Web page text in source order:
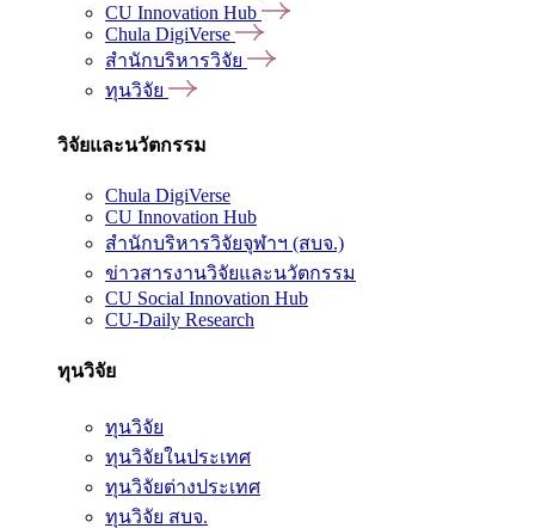
CU Innovation Hub
Chula DigiVerse
สำนักบริหารวิจัย
ทุนวิจัย
วิจัยและนวัตกรรม
Chula DigiVerse
CU Innovation Hub
สำนักบริหารวิจัยจุฬาฯ (สบจ.)
ข่าวสารงานวิจัยและนวัตกรรม
CU Social Innovation Hub
CU-Daily Research
ทุนวิจัย
ทุนวิจัย
ทุนวิจัยในประเทศ
ทุนวิจัยต่างประเทศ
ทุนวิจัย สบจ.